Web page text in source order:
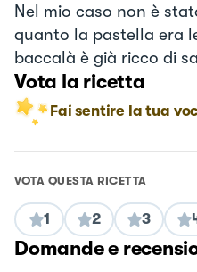
Nel mio caso non è
quanto la pastella era
baccalà è già ricco di
Vota la ricetta
Fai sentire la tua
VOTA QUESTA RICETTA
1 2 3
Domande e